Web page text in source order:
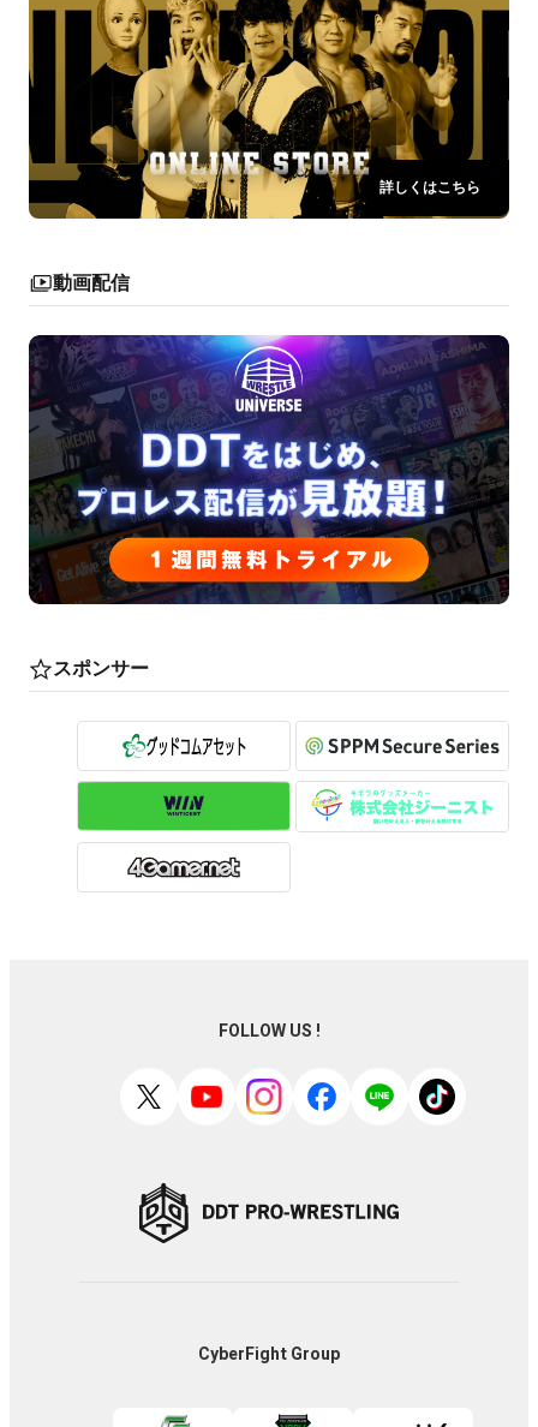
詳しくはこちら
動画配信
スポンサー
FOLLOW US !
CyberFight Group